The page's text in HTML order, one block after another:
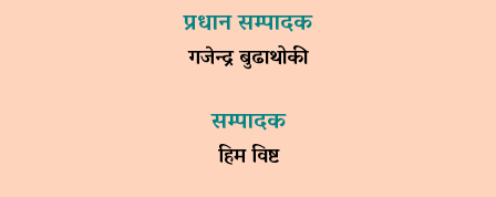
प्रधान सम्पादक
गजेन्द्र बुढाथोकी
सम्पादक
हिम विष्ट